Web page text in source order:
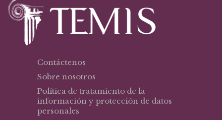
Contáctenos
Sobre nosotros
Política de tratamiento de la
información y protección de datos
personales